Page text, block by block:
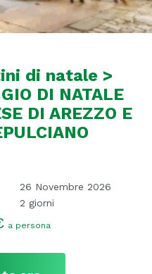
di natale >
DI NATALE
DI AREZZO E
26 Novembre 2026
2 giorni
a persona